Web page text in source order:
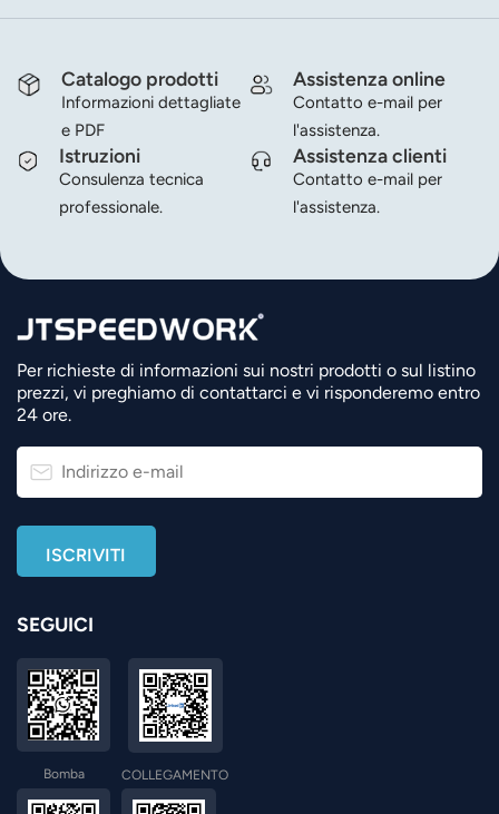
Catalogo prodotti
Informazioni dettagliate
e PDF
Assistenza online
Contatto e-mail per
l'assistenza.
Istruzioni
Consulenza tecnica
professionale.
Assistenza clienti
Contatto e-mail per
l'assistenza.
Per richieste di informazioni sui nostri prodotti o sul listino
prezzi, vi preghiamo di contattarci e vi risponderemo entro
24 ore.
SEGUICI
Bomba COLLEGAMENTO